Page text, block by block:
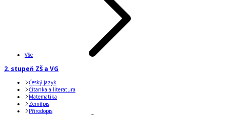
Vše
2. stupeň ZŠ a VG
Český jazyk
Čítanka a literatura
Matematika
Zeměpis
Přírodopis